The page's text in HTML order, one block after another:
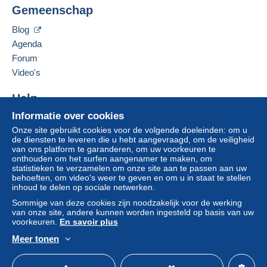
Een betaling die niet is verricht met
wordt door de verkoper terugbetaald aan de koper.
Een onbetaalde aankoop kan gevolgen hebben
voor de rekening van de koper.
Als de verkoopvoorwaarden van de verkoper
betalingsvoorwaarden van de website van
Delcampe, zoals gedefinieerd in de
gebruiksvoorwaarden , zijn de enige die van
toepassing zijn.
Aankopen moeten worden betaald binnen14
dagenna ontvangst van de eindafrekening van de
POST OFFICE NEW POLICY FOR MAILING (
De verkoper contacteren
Informatie over cookies
Onze site gebruikt cookies voor de volgende doeleinden: om u
de diensten te leveren die u hebt aangevraagd, om de veiligheid
van ons platform te garanderen, om uw voorkeuren te
onthouden om het surfen aangenamer te maken, om
statistieken te verzamelen om onze site aan te passen aan uw
behoeften, om video's weer te geven en om u in staat te stellen
inhoud te delen op sociale netwerken.
Sommige van deze cookies zijn noodzakelijk voor de werking
van onze site, andere kunnen worden ingesteld op basis van uw
voorkeuren. En savoir plus
Meer tonen
Gemeenschap
Blog
Agenda
Forum
Video's
Help
Hulpcentrum
Kopen op Delcampe
Verkopen op Delcampe
Een beveiligde website